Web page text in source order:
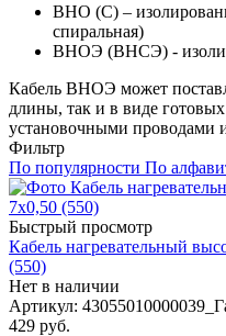
ВНО (С) –
спиральная)
ВНОЭ (ВНСЭ) -
Кабель ВНОЭ может
длины, так и в виде
установочными проводами
Фильтр
По популярности По
Быстрый просмотр
Кабель нагревательный
(550)
Нет в наличии
Артикул:
429 руб.